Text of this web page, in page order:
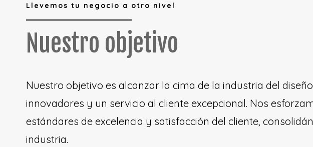
Llevemos tu negocio a otro nivel
Nuestro objetivo
Nuestro objetivo es alcanzar la cima de la industria del
innovadores y un servicio al cliente excepcional. Nos
estándares de excelencia y satisfacción del cliente,
industria.